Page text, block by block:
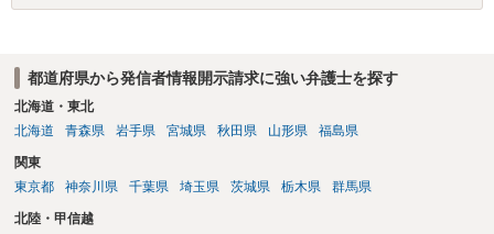
場合賠償金はいくらでしょうか。 →ケースバイケースであり、数万円
都道府県から発信者情報開示請求に強い弁護士を探す
北海道・東北
北海道
青森県 岩手県 宮城県 秋田県 山形県 福島県
関東
東京都
神奈川県 千葉県 埼玉県 茨城県 栃木県 群馬県
北陸・甲信越